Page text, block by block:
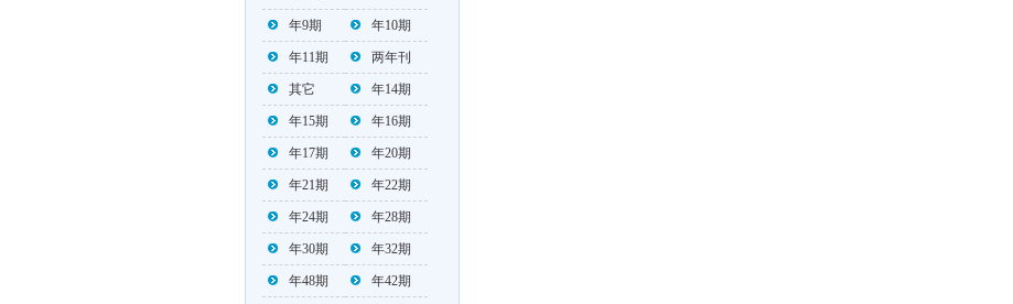
年9期 年10期
年11期 两年刊
其它 年14期
年15期 年16期
年17期 年20期
年21期 年22期
年24期 年28期
年30期 年32期
年48期 年42期